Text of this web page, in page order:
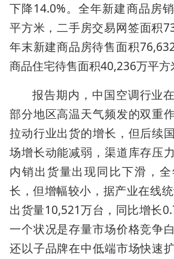
下降14.0%。全年新建商品房
平方米，二手房交易网签面积
年末新建商品房待售面积
商品住宅待售面积40,236万平方
报告期内，中国空调行业
部分地区高温天气频发的双重
拉动行业出货的增长，但后续
场增长动能减弱，渠道库存压
内销出货量出现同比下滑，
长，但增幅较小，据产业在线
出货量10,521万台，同比增长
一个状况是存量市场价格竞争
还以子品牌在中低端市场快速